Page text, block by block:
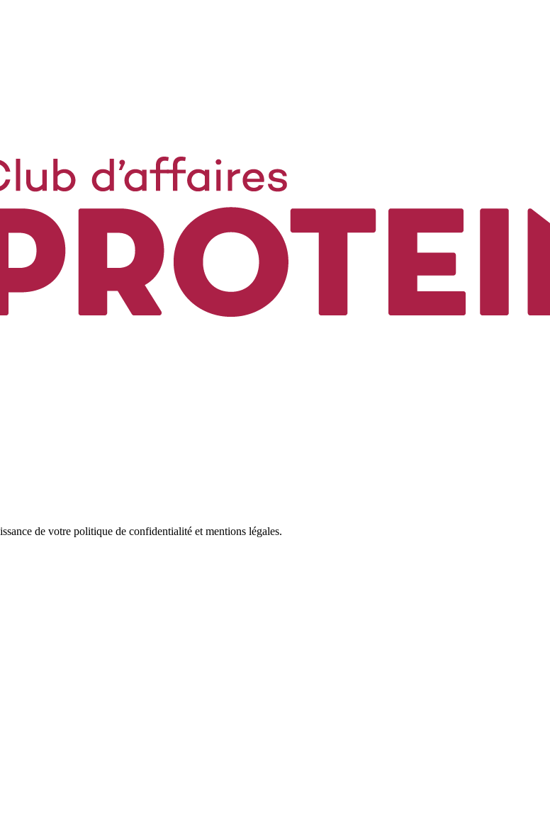
de votre politique de confidentialité et mentions légales.